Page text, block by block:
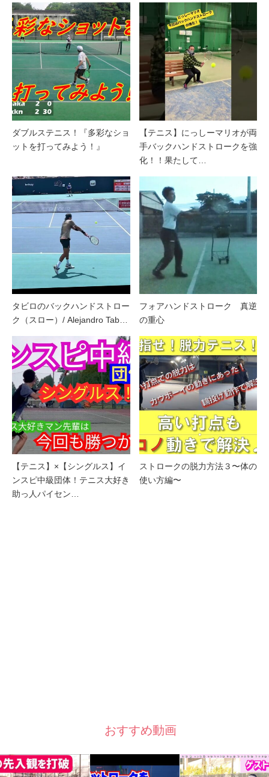
ダブルステニス！『多彩なショ
ットを打ってみよう！』
【テニス】にっしーマリオが両
手バックハンドストロークを強
化！！果たして…
タビロのバックハンドストロー
ク（スロー）/ Alejandro Tab…
フォアハンドストローク 真逆
の重心
【テニス】×【シングルス】イ
ンスピ中級団体！テニス大好き
助っ人パイセン…
ストロークの脱力方法３〜体の
使い方編〜
おすすめ動画